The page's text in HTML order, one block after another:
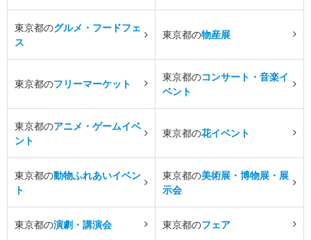
東京都のグルメ・フードフェ
ス
東京都の物産展
東京都のフリーマーケット
東京都のコンサート・音楽イ
ベント
東京都のアニメ・ゲームイベ
ント
東京都の花イベント
東京都の動物ふれあいイベン
ト
東京都の美術展・博物展・展
示会
東京都の演劇・講演会 東京都のフェア